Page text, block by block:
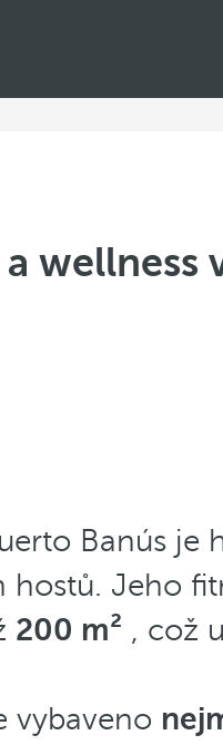
wellness
Banús je
hostů. Jeho
200 m² , což
vybaveno